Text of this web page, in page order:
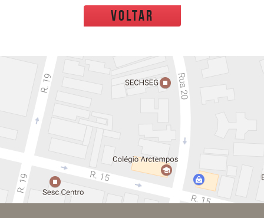
voltar